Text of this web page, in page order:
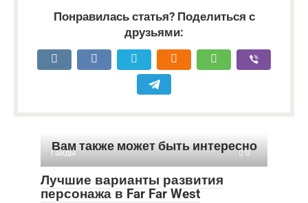
Понравилась статья? Поделиться с
друзьями:
Вам также может быть интересно
Гайды 0
Лучшие варианты развития
персонажа в Far Far West